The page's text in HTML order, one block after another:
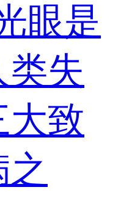
眼是
类失
大致